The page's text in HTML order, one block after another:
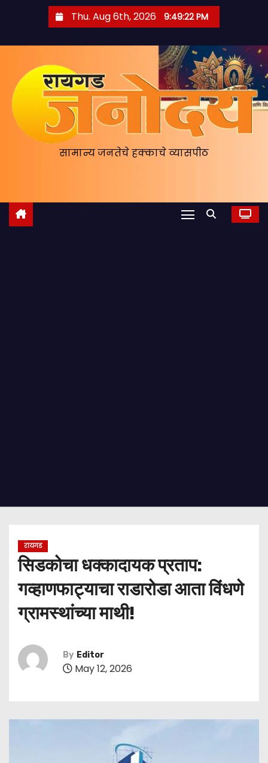
Thu. Aug 6th, 2026 9:49:23 PM
सामान्य जनतेचे हक्काचे व्यासपीठ
रायगड
सिडकोचा धक्कादायक प्रताप:
गव्हाणफाट्याचा राडारोडा आता विंधणे
ग्रामस्थांच्या माथी!
By Editor
May 12, 2026